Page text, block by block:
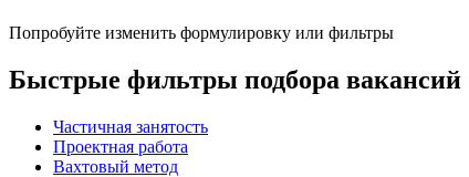
Попробуйте изменить формулировку или фильтры
Быстрые фильтры подбора вакансий
Частичная занятость
Проектная работа
Вахтовый метод